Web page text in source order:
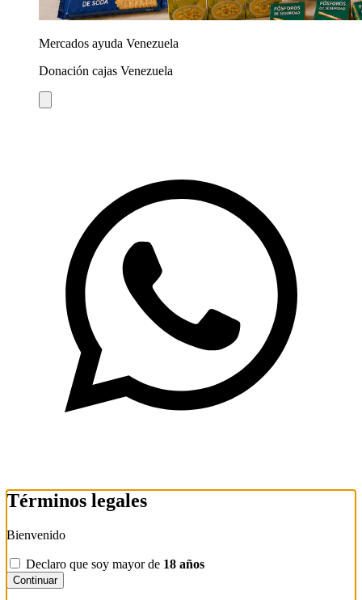
Mercados ayuda Venezuela
Donación cajas Venezuela
Términos legales
Bienvenido
Declaro que soy mayor de 18 años
Continuar